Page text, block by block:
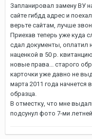
Запланировал замену ВУ
сайте гибдд адрес и
верьте сайтам, лучше
Приехав теперь уже куда
сдал документы, оплатил
наценкой в 50 р.
новые права... старого
карточки уже давно не
марта 2011 года начнется
образца.
В отместку, что мне
подсунул фото 7-ми